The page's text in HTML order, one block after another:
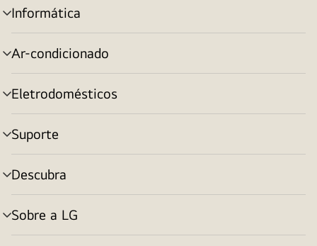
Informática
alternar
menu
Ar-condicionado
alternar
menu
Eletrodomésticos
alternar
menu
Suporte
alternar
menu
Descubra
alternar
menu
Sobre a LG
alternar
menu